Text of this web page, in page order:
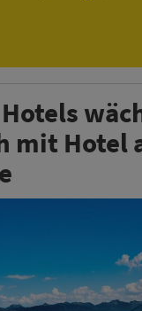
mit Hotel